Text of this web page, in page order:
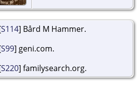
S114] Bård M Hammer.
S99] geni.com.
S220] familysearch.org.